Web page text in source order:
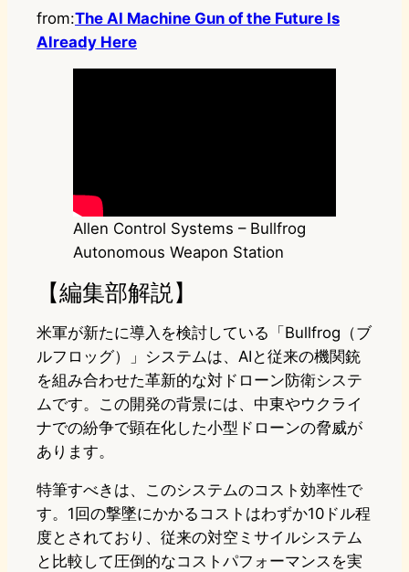
from:The AI Machine Gun of the Future Is
Already Here
Allen Control Systems – Bullfrog
Autonomous Weapon Station
【編集部解説】
米軍が新たに導入を検討している「Bullfrog（ブ
ルフロッグ）」システムは、AIと従来の機関銃
を組み合わせた革新的な対ドローン防衛システ
ムです。この開発の背景には、中東やウクライ
ナでの紛争で顕在化した小型ドローンの脅威が
あります。
特筆すべきは、このシステムのコスト効率性で
す。1回の撃墜にかかるコストはわずか10ドル程
度とされており、従来の対空ミサイルシステム
と比較して圧倒的なコストパフォーマンスを実